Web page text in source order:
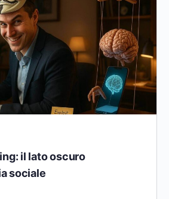
il lato oscuro
sociale